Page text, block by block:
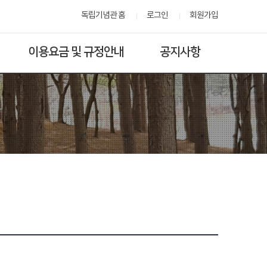
독립기념관 홈 로그인 회원가입
이용요금 및 규정안내 공지사항